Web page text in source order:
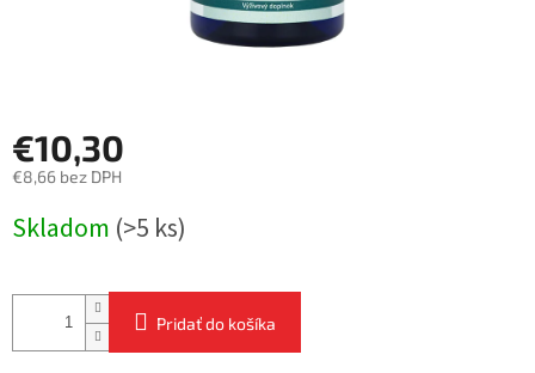
€10,30
€8,66 bez DPH
cena:
Skladom (>5 ks)
Pridať do košíka